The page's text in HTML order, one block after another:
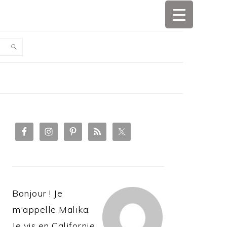
PRIMARY
SIDEBAR
Bonjour ! Je
m'appelle Malika.